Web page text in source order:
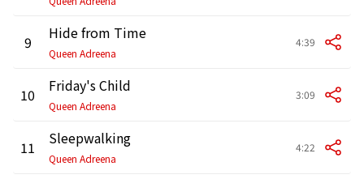
9 Hide from Time
Queen Adreena
4:39
10 Friday's Child
Queen Adreena
3:09
11 Sleepwalking
Queen Adreena
4:22